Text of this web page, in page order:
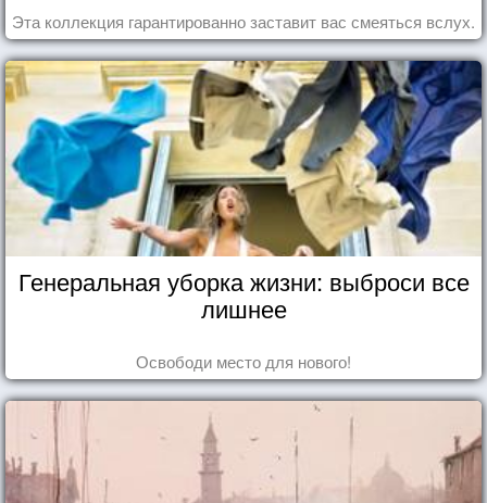
Эта коллекция гарантированно заставит вас смеяться вслух.
Генеральная уборка жизни: выброси все
лишнее
Освободи место для нового!